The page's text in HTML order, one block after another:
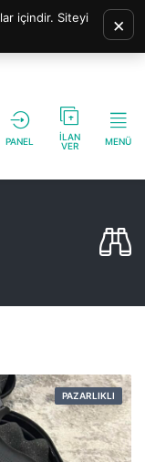
PANEL
İLAN
VER
MENÜ
PAZARLIKLI
içindir. Siteyi
×